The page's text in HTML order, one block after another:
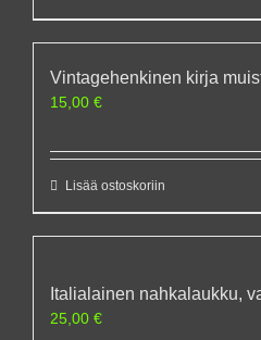
Vintagehenkinen kirja
15,00 €
Lisää ostoskoriin
Italialainen nahkalaukku,
25,00 €